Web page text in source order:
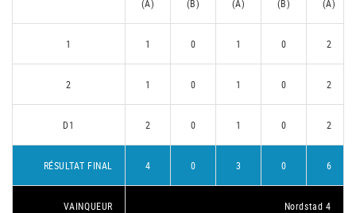
(A) (B) (A) (B) (A)
1 1 0 1 0 2
2 1 0 1 0 2
D1 2 0 1 0 2
RÉSULTAT FINAL 4 0 3 0 6
VAINQUEUR Nordstad 4